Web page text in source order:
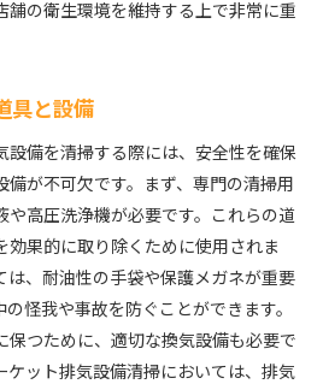
力による効果的な清掃実施
買い物環境を作るための実践的
結する清掃の重要性
せるための清掃技術
に寄与する清掃戦略
アップにつながる清掃方法
めるための清掃のポイント
排気設備清掃のプロが教える効率
舗の衛生環境を維持する上で非常に重
具と設備
設備を清掃する際には、安全性を確保
が不可欠です。まず、専門の清掃用
や高圧洗浄機が必要です。これらの道
効果的に取り除くために使用されま
は、耐油性の手袋や保護メガネが重要
怪我や事故を防ぐことができます。
保つために、適切な換気設備も必要で
ケット排気設備清掃においては、排気